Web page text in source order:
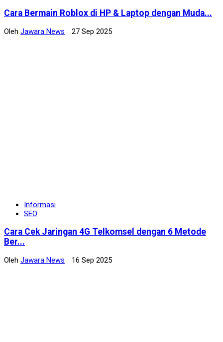
Cara Bermain Roblox di HP & Laptop dengan Muda...
Oleh Jawara News 27 Sep 2025
Informasi
SEO
Cara Cek Jaringan 4G Telkomsel dengan 6 Metode
Ber...
Oleh Jawara News 16 Sep 2025